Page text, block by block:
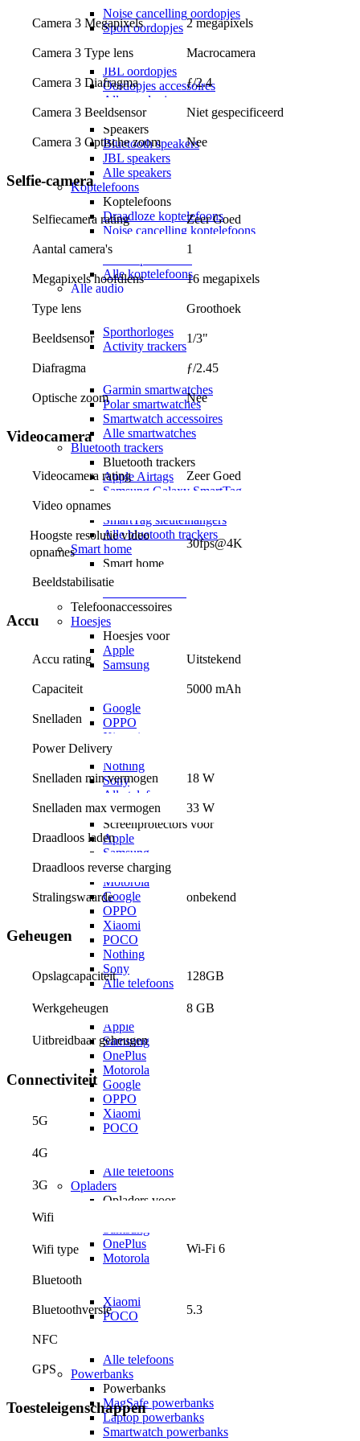
Noise cancelling oordopjes
Sport oordopjes
Samsung Galaxy Buds
JBL oordopjes
Oordopjes accessoires
Alle oordopjes
Speakers
Speakers
Bluetooth speakers
JBL speakers
Alle speakers
Koptelefoons
Koptelefoons
Draadloze koptelefoons
Noise cancelling koptelefoons
Apple Airpods Max
Alle koptelefoons
Alle audio
Sporthorloges
Activity trackers
Samsung Galaxy watches
Garmin smartwatches
Polar smartwatches
Smartwatch accessoires
Alle smartwatches
Bluetooth trackers
Bluetooth trackers
Apple Airtags
Samsung Galaxy SmartTag
Airtag sleutelhangers
SmartTag sleutelhangers
Alle bluetooth trackers
Smart home
Smart home
Google smart home
Telefoonaccessoires
Hoesjes
Hoesjes voor
Apple
Samsung
Google
OPPO
Xiaomi
POCO
Nothing
Sony
Alle telefoons
Screenprotectors
Screenprotectors voor
Apple
Samsung
OnePlus
Motorola
Google
OPPO
Xiaomi
POCO
Nothing
Sony
Alle telefoons
Kabels voor
Apple
Samsung
OnePlus
Motorola
Google
OPPO
Xiaomi
POCO
Alle telefoons
Opladers
Opladers voor
OnePlus
Motorola
Xiaomi
POCO
Alle telefoons
Powerbanks
Powerbanks
MagSafe powerbanks
Laptop powerbanks
Smartwatch powerbanks
Camera 3 Megapixels 2 megapixels
Camera 3 Type lens Macrocamera
Camera 3 Diafragma ƒ/2.4
Camera 3 Beeldsensor Niet gespecificeerd
Camera 3 Optische zoom Nee
Selfie-camera
Selfiecamera rating Zeer Goed
Aantal camera's 1
Megapixels hoofdlens 16 megapixels
Type lens Groothoek
Beeldsensor 1/3"
Diafragma ƒ/2.45
Optische zoom Nee
Videocamera
Videocamera rating Zeer Goed
Video opnames
Hoogste resolutie video
opnames
30fps@4K
Beeldstabilisatie
Accu
Accu rating Uitstekend
Capaciteit 5000 mAh
Snelladen
Power Delivery
Snelladen min vermogen 18 W
Snelladen max vermogen 33 W
Draadloos laden
Draadloos reverse charging
Stralingswaarde onbekend
Geheugen
Opslagcapaciteit 128GB
Werkgeheugen 8 GB
Uitbreidbaar geheugen
Connectiviteit
5G
4G
3G
Wifi
Wifi type Wi-Fi 6
Bluetooth
Bluetoothversie 5.3
NFC
GPS
Toesteleigenschappen